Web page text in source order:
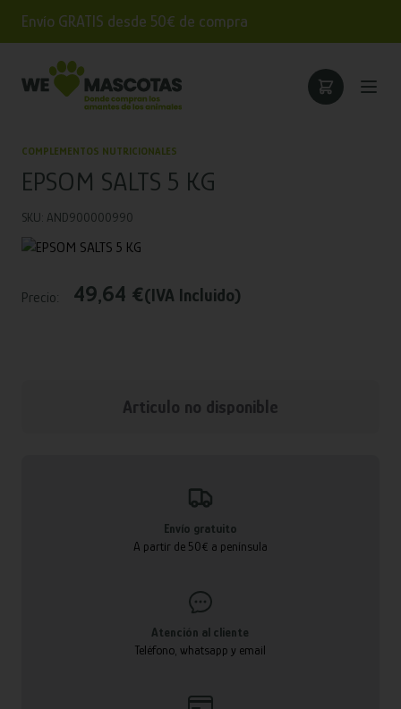
Envío GRATIS desde 50€ de compra
COMPLEMENTOS NUTRICIONALES
EPSOM SALTS 5 KG
SKU: AND900000990
Precio: 49,64 €(IVA Incluido)
Articulo no disponible
Envío gratuito
A partir de 50€ a península
Atención al cliente
Teléfono, whatsapp y email